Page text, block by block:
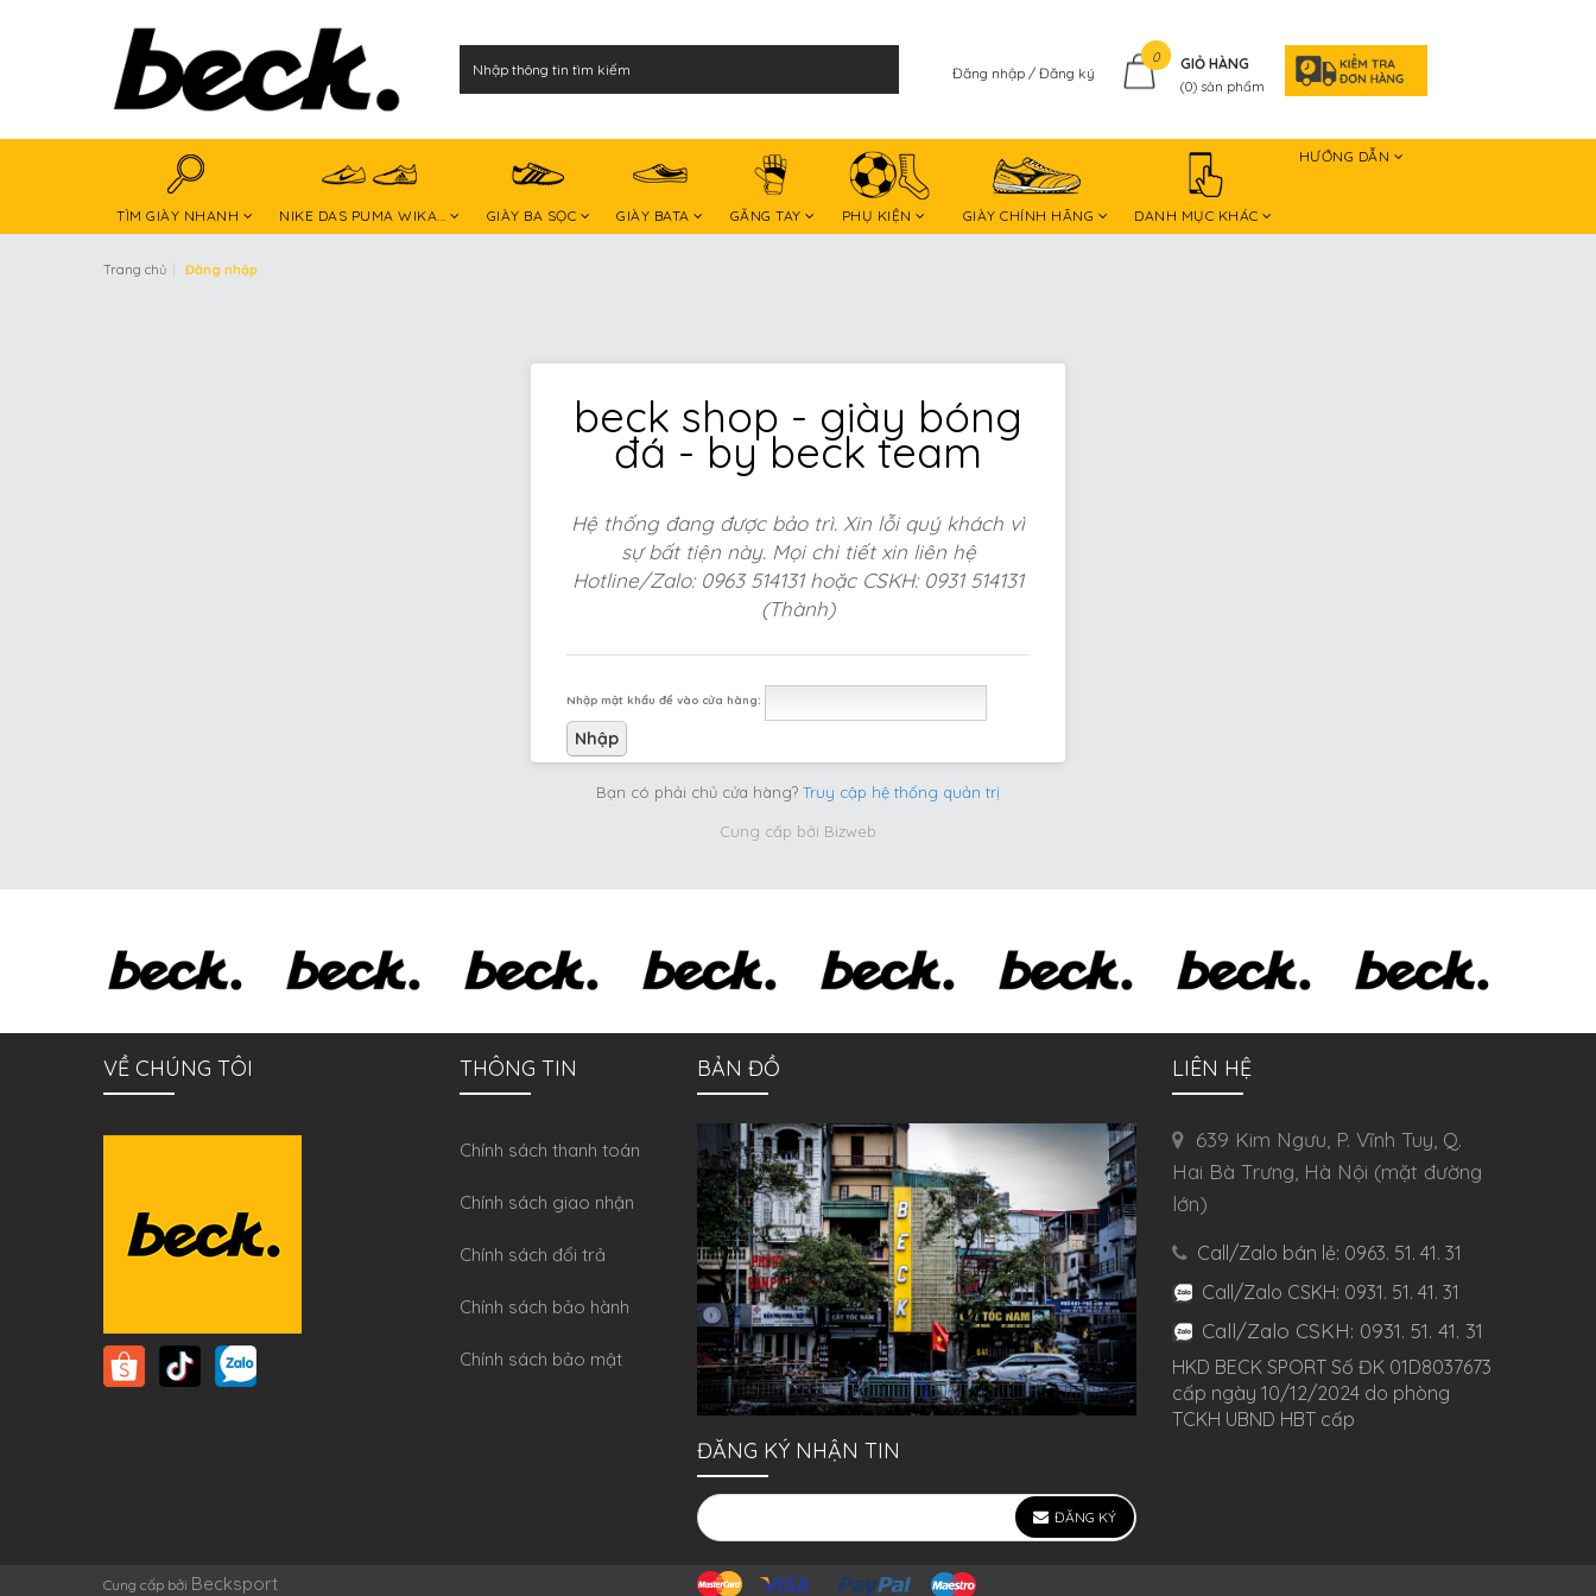
Đăng nhập Đăng ký
0 GIỎ HÀNG
(0) sản phẩm
TÌM GIÀY NHANH NIKE DAS PUMA WIKA... GIÀY BA SỌC GIÀY BATA GĂNG TAY PHỤ KIỆN GIÀY CHÍNH HÃNG DANH MỤC KHÁC
HƯỚNG DẪN
Trang chủ Đăng nhập
beck shop - giày bóng
đá - by beck team
Hệ thống đang được bảo trì. Xin lỗi quý khách vì
sự bất tiện này. Mọi chi tiết xin liên hệ
Hotline/Zalo: 0963 514131 hoặc CSKH: 0931 514131
(Thành)
Nhập mật khẩu để vào cửa hàng:
Bạn có phải chủ cửa hàng? Truy cập hệ thống quản trị
Cung cấp bởi Bizweb
VỀ CHÚNG TÔI THÔNG TIN
Chính sách thanh toán
Chính sách giao nhận
Chính sách đổi trả
Chính sách bảo hành
Chính sách bảo mật
BẢN ĐỒ
ĐĂNG KÝ NHẬN TIN
ĐĂNG KÝ
LIÊN HỆ
639 Kim Ngưu, P. Vĩnh Tuy, Q.
Hai Bà Trưng, Hà Nội (mặt đường
lớn)
Call/Zalo bán lẻ: 0963. 51. 41. 31
Call/Zalo CSKH: 0931. 51. 41. 31
Call/Zalo CSKH: 0931. 51. 41. 31
HKD BECK SPORT Số ĐK 01D8037673
cấp ngày 10/12/2024 do phòng
TCKH UBND HBT cấp
Cung cấp bởi Becksport